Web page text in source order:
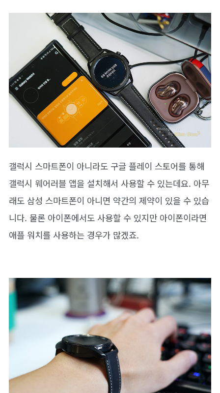
갤럭시 스마트폰이 아니라도 구글 플레이 스토어를 통해
갤럭시 웨어러블 앱을 설치해서 사용할 수 있는데요. 아무
래도 삼성 스마트폰이 아니면 약간의 제약이 있을 수 있습
니다. 물론 아이폰에서도 사용할 수 있지만 아이폰이라면
애플 워치를 사용하는 경우가 많겠죠.